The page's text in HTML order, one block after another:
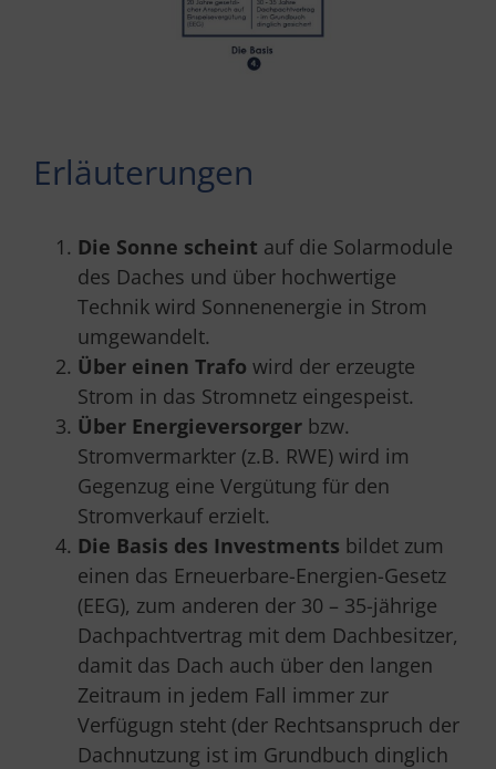
Erläuterungen
Die Sonne scheint auf die Solarmodule
des Daches und über hochwertige
Technik wird Sonnenenergie in Strom
umgewandelt.
Über einen Trafo wird der erzeugte
Strom in das Stromnetz eingespeist.
Über Energieversorgerbzw.
Stromvermarkter (z.B. RWE) wird im
Gegenzug eine Vergütung für den
Stromverkauf erzielt.
Die Basis des Investments bildet zum
einen das Erneuerbare-Energien-Gesetz
(EEG), zum anderen der 30 – 35-jährige
Dachpachtvertrag mit dem Dachbesitzer,
damit das Dach auch über den langen
Zeitraum in jedem Fall immer zur
Verfügugn steht (der Rechtsanspruch der
Dachnutzung ist im Grundbuch dinglich